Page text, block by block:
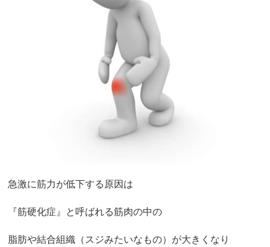
急激に筋力が低下する原因は
『筋硬化症』と呼ばれる筋肉の中の
脂肪や結合組織（スジみたいなもの）が大きくなり